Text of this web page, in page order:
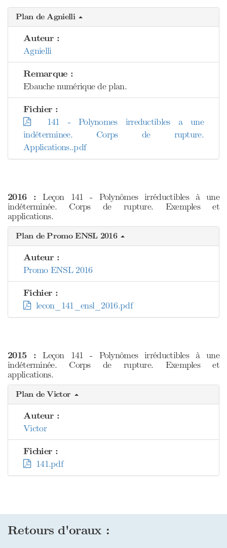
Plan de Agnielli
Auteur :
Agnielli
Remarque :
Ebauche numérique de plan.
Fichier :
141 - Polynomes irreductibles a une
indéterminee. Corps de rupture.
Applications..pdf
2016 : Leçon 141 - Polynômes irréductibles à une
indéterminée. Corps de rupture. Exemples et
applications.
Plan de Promo ENSL 2016
Auteur :
Promo ENSL 2016
Fichier :
lecon_141_ensl_2016.pdf
2015 : Leçon 141 - Polynômes irréductibles à une
indéterminée. Corps de rupture. Exemples et
applications.
Plan de Victor
Auteur :
Victor
Fichier :
141.pdf
Retours d'oraux :